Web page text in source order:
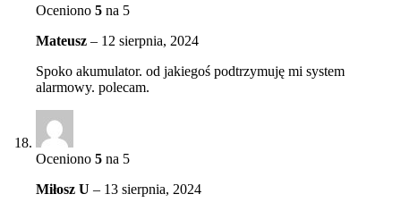
Oceniono 5 na 5
Mateusz – 12 sierpnia, 2024
Spoko akumulator. od jakiegoś podtrzymuję mi system
alarmowy. polecam.
Oceniono 5 na 5
Miłosz U – 13 sierpnia, 2024